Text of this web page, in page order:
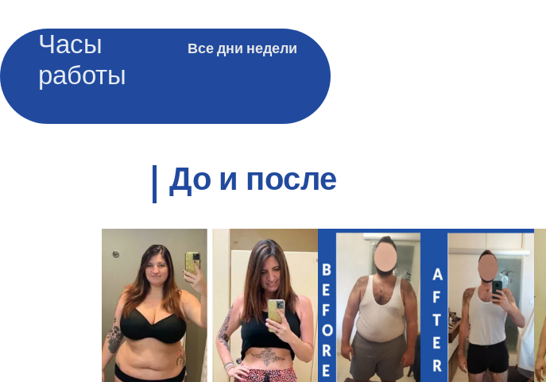
Часы
работы
Все дни недели
До и после